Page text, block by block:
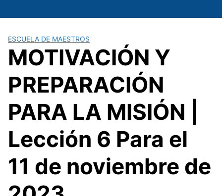
al
ESCUELA DE MAESTROS
MOTIVACIÓN Y
PREPARACIÓN
PARA LA MISIÓN |
Lección 6 Para el
11 de noviembre de